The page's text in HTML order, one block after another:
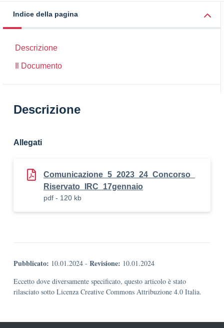
Indice della pagina
Descrizione
Il Documento
Descrizione
Allegati
Comunicazione_5_2023_24_Concorso_
Riservato_IRC_17gennaio
pdf - 120 kb
Pubblicato: 10.01.2024 - Revisione: 10.01.2024
Eccetto dove diversamente specificato, questo articolo è stato
rilasciato sotto Licenza Creative Commons Attribuzione 4.0 Italia.